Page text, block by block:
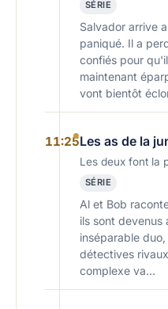
SÉRIE
Salvador arrive
paniqué. Il a
confiés pour
maintenant
vont bientôt
11:25Les as de la
Les deux font la
SÉRIE
Al et Bob
ils sont devenus
inséparable
détectives
complexe va…